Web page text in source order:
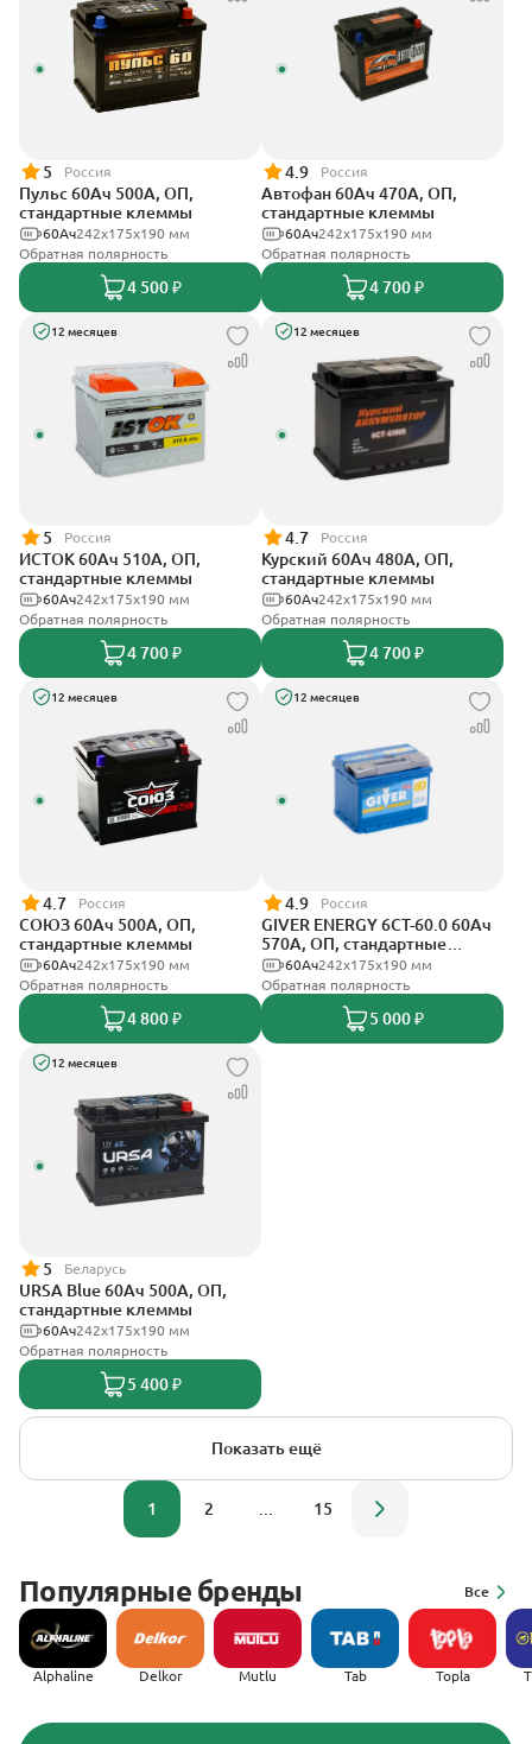
5 Россия
Пульс 60Ач 500А, ОП,
стандартные клеммы
242x175x190 мм
60Ач
Обратная полярность
4 500 ₽
4.9 Россия
Автофан 60Ач 470А, ОП,
стандартные клеммы
242х175х190 мм
60Ач
Обратная полярность
4 700 ₽
12 месяцев
5 Россия
ИСТОК 60Ач 510А, ОП,
стандартные клеммы
242x175x190 мм
60Ач
Обратная полярность
4 700 ₽
12 месяцев
4.7 Россия
Курский 60Ач 480А, ОП,
стандартные клеммы
242x175x190 мм
60Ач
Обратная полярность
4 700 ₽
12 месяцев
4.7 Россия
СОЮЗ 60Ач 500А, ОП,
стандартные клеммы
242x175x190 мм
60Ач
Обратная полярность
4 800 ₽
12 месяцев
4.9 Россия
GIVER ENERGY 6СТ-60.0 60Ач
570А, ОП, стандартные
клеммы242х175х190 мм
60Ач
Обратная полярность
5 000 ₽
12 месяцев
5 Беларусь
URSA Blue 60Ач 500А, ОП,
стандартные клеммы
242х175х190 мм
60Ач
Обратная полярность
5 400 ₽
Показать ещё
1 2 15
Популярные бренды Все
Alphaline Delkor Mutlu Tab Topla